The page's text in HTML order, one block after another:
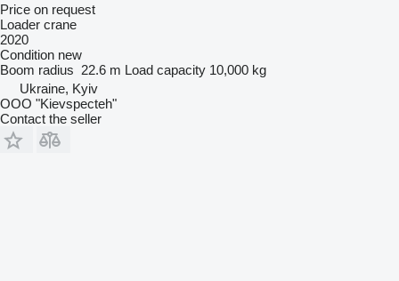
Price on request
Loader crane
2020
Condition new
Boom radius 22.6 m Load capacity 10,000 kg
Ukraine, Kyiv
OOO "Kievspecteh"
Contact the seller